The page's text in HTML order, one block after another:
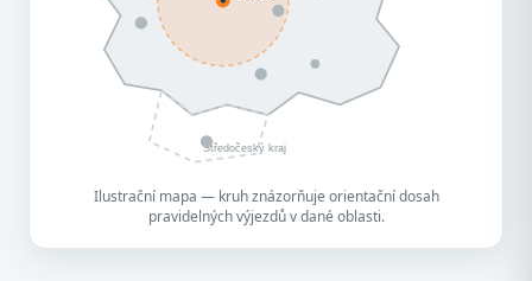
Středočeský kraj
Ilustrační mapa — kruh znázorňuje orientační dosah
pravidelných výjezdů v dané oblasti.